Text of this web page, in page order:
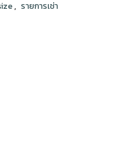
, รายการเช่า